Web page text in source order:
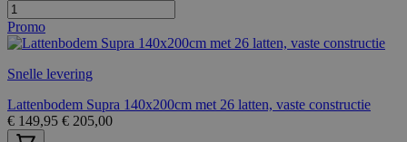
Promo
Snelle levering
Lattenbodem Supra 140x200cm met 26 latten, vaste constructie
€ 149,95 € 205,00